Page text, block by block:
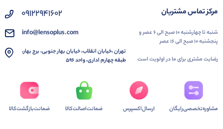
مرکز تماس مشتریان
شنبه تا چهارشنبه ۱۰ صبح الی ۶ عصر و
پنجشنبه ۱۰ صبح الی ۱۶ عصر
رضایت مشتری برای ما در اولویت است
۰۹۱۲۲۹۴۱۶۰۲
info@lensoplus.com
تهران ،خیابان انقلاب، خیابان بهار جنوبی، برج بهار،
طبقه چهارم اداری، واحد ۵۹۶
مشاوره‌تخصصی‌رایگان ارسال‌اکسپرس ضمانت‌اصالت‌کالا ضمانت‌بازگشت‌کالا